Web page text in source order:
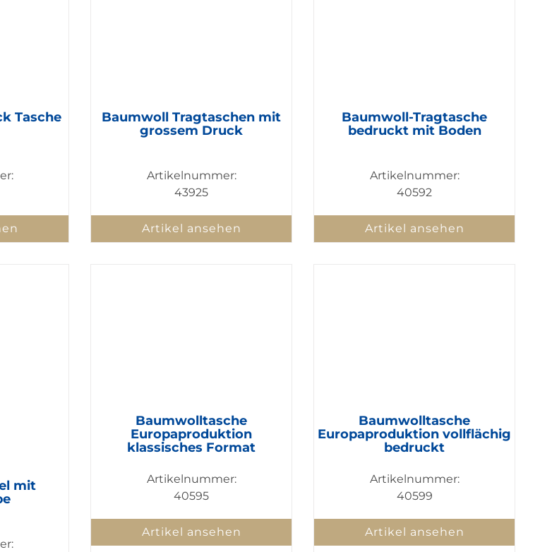
Tasche
Baumwoll Tragtaschen mit
grossem Druck
Artikelnummer:
43925
Artikel ansehen
Baumwoll-Tragtasche
bedruckt mit Boden
Artikelnummer:
40592
Artikel ansehen
mit
Baumwolltasche
Europaproduktion
klassisches Format
Artikelnummer:
40595
Artikel ansehen
Baumwolltasche
Europaproduktion vollflächig
bedruckt
Artikelnummer:
40599
Artikel ansehen